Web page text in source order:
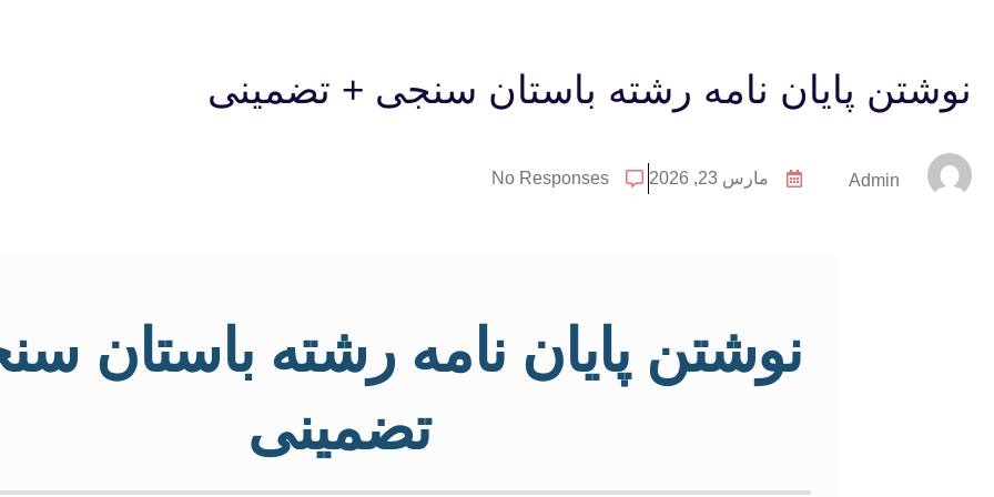
نوشتن پایان نامه رشته باستان سنجی + تضمینی
Admin مارس 23, 2026 No Responses
نوشتن پایان نامه رشته باستان
تضمینی